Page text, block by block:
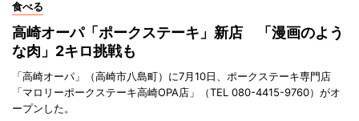
食べる
高崎オーパ「ポークステーキ」新店 「漫画のよう
な肉」2キロ挑戦も
「高崎オーパ」（高崎市八島町）に7月10日、ポークステーキ専門店
「マロリーポークステーキ高崎OPA店」（TEL 080-4415-9760）がオ
ープンした。